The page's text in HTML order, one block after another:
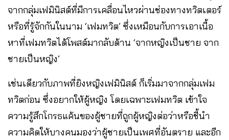
จากกลุ่มเฟมินิสต์ที่มีการเคลื่อนไหวผ่านช่องทางทวิตเตอร์
หรือที่รู้จักกันในนาม ‘เฟมทวิต’ ซึ่งเหมือนกับการเอาเนื้อ
หาที่เฟมทวิตได้โพสต์มากลับด้าน ‘จากหญิงเป็นชาย จาก
ชายเป็นหญิง’
เช่นเดียวกับภาพที่ยิงหญิงเฟมินิสต์ ก็เริ่มมาจากกลุ่มเฟม
ทวิตก่อน ซึ่งอยากให้ผู้หญิง โดยเฉพาะเฟมทวิต เข้าใจ
ความรู้สึกโกรธแค้นของผู้ชายที่ถูกผู้หญิงต่อว่าหรือชี้นำ
ความคิดให้บางคนมองว่าผู้ชายเป็นเพศที่อันตราย และอีก